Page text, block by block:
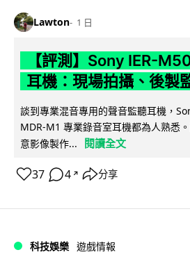
Lawton 1 日
【評測】Sony IER-
耳機：現場拍攝、後製
談到專業混音專用的聲音監聽耳機，
MDR-M1 專業錄音室耳機都為人熟悉
意影像製作...
閱讀全文
37 4 ↗ 分享
科技娛樂 遊戲情報